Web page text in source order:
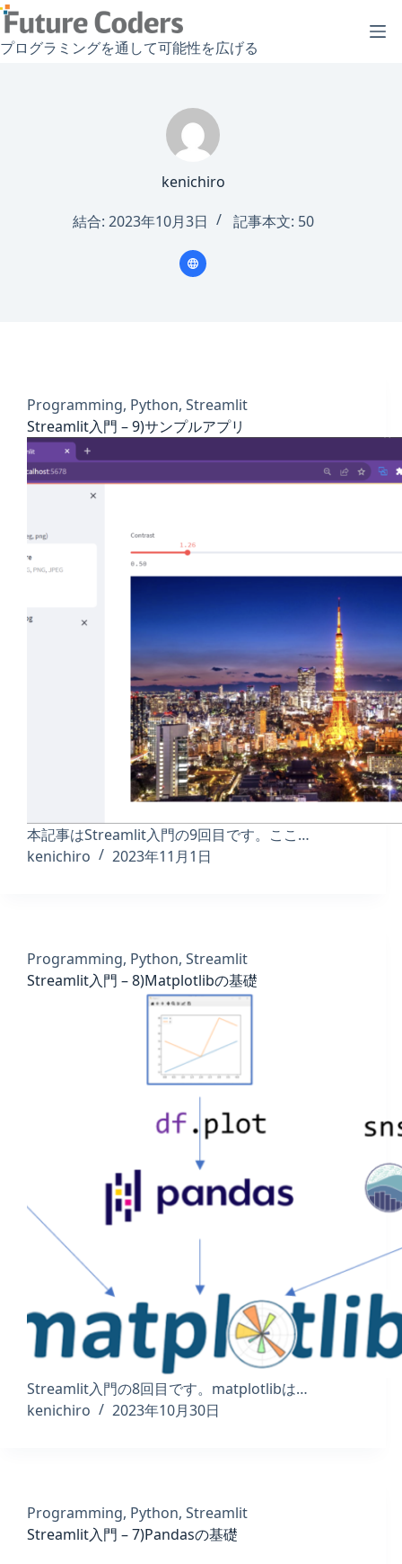
コ
ン
テ
プログラミングを通して可能性を広げる
kenichiro
結合: 2023年10月3日
記事本文: 50
Programming, Python, Streamlit
Streamlit入門 – 9)サンプルアプリ
本記事はStreamlit入門の9回目です。ここ…
kenichiro
2023年11月1日
Programming, Python, Streamlit
Streamlit入門 – 8)Matplotlibの基礎
Streamlit入門の8回目です。matplotlibは…
kenichiro
2023年10月30日
Programming, Python, Streamlit
Streamlit入門 – 7)Pandasの基礎